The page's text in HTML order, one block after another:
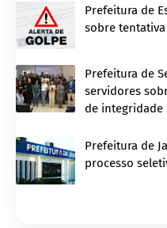
Prefeitura de
sobre
Prefeitura de
servidores
de integridade
Prefeitura de
processo